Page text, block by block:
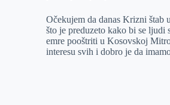
Očekujem da danas Krizni
što je preduzeto kako bi se ljudi
emre pooštriti u Kosovskoj
interesu svih i dobro je da